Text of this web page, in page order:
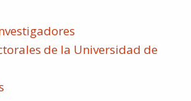
de la Universidad de